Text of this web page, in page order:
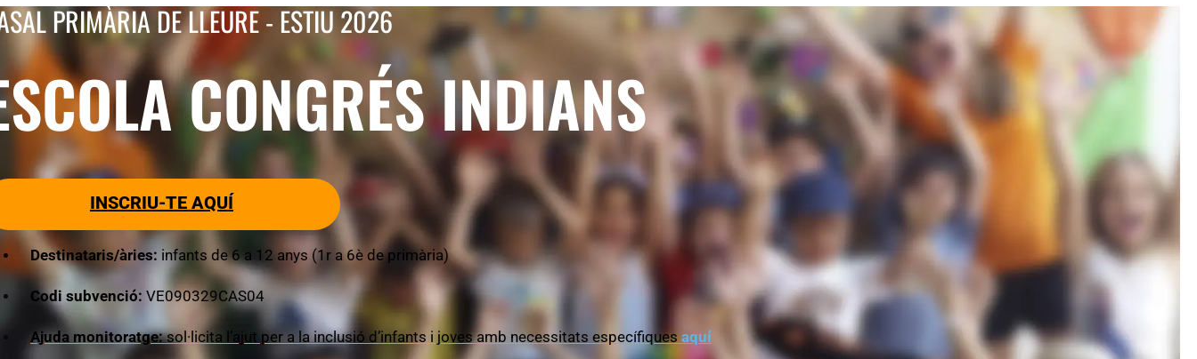
PRIMÀRIA DE LLEURE - ESTIU 2026
CONGRÉS INDIANS
INSCRIU-TE AQUÍ
Destinataris/àries: infants de 6 a 12 anys (1r a 6è de primària)
Codi subvenció: VE090329CAS04
Ajuda monitoratge:sol·licita l’ajut per a la inclusió d’infants i joves amb necessitats específiques aquí